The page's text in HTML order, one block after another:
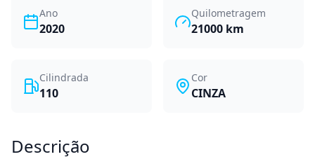
Ano
2020
Quilometragem
21000 km
Cilindrada
110
Cor
CINZA
Descrição